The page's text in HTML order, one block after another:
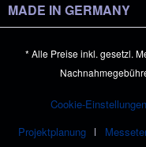
MADE IN GERMANY
* Alle Preise inkl. gesetzl.
Cookie-Einstellungen
Projektplanung